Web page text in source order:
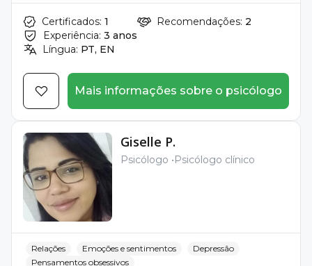
Certificados: 1
Experiência: 3 anos
Língua: PT, EN
Recomendações: 2
Mais informações sobre o psicólogo
Giselle P.
Psicólogo Psicólogo clínico
Relações Emoções e sentimentos
Depressão
Pensamentos obsessivos